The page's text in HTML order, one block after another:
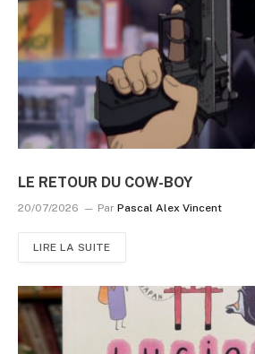
LE RETOUR DU COW-BOY
20/07/2026 Par Pascal Alex Vincent
LIRE LA SUITE